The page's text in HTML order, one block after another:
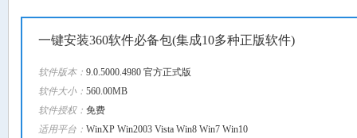
一键安装360软件必备包(集成10多种正版软件)
软件版本： 9.0.5000.4980 官方正式版
软件大小： 560.00MB
软件授权： 免费
适用平台： WinXP Win2003 Vista Win8 Win7 Win10